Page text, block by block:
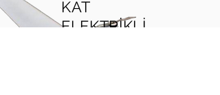
KAT
ELEKTRİKLİ